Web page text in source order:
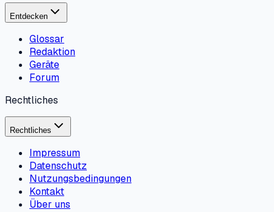
Entdecken
Glossar
Redaktion
Geräte
Forum
Rechtliches
Rechtliches
Impressum
Datenschutz
Nutzungsbedingungen
Kontakt
Über uns